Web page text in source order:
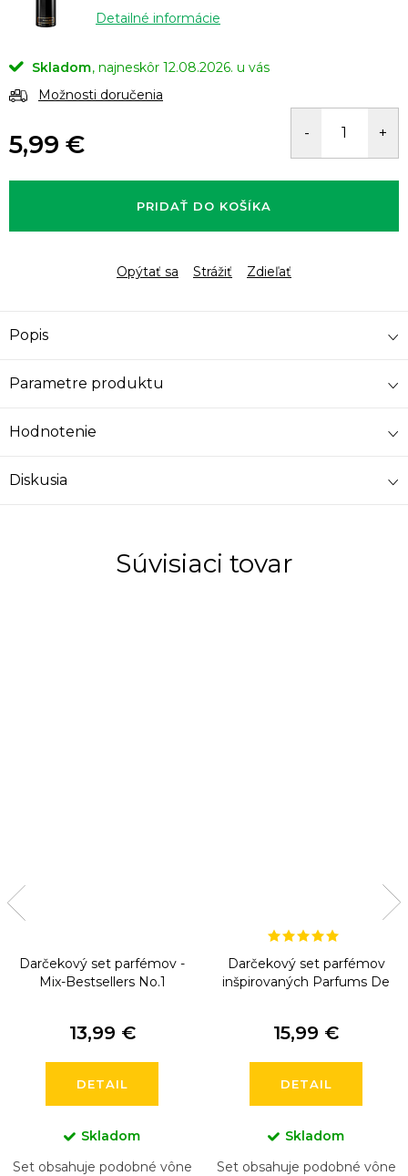
Detailné informácie
Skladom
12.08.2026.
Možnosti doručenia
5,99 €
cena:
PRIDAŤ DO KOŠÍKA
Opýtať sa Strážiť Zdieľať
Popis
Parametre produktu
Hodnotenie
Diskusia
Súvisiaci tovar
Darčekový set parfémov -
Mix-Bestsellers No.1
13,99 €
DETAIL
Skladom
Set obsahuje podobné vône
Darčekový set parfémov
inšpirovaných Parfums De
15,99 €
DETAIL
Skladom
Set obsahuje podobné vône